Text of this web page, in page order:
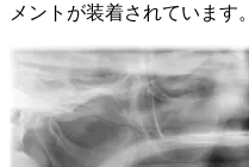
メントが装着されています。